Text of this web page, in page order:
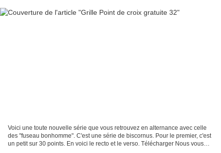
Voici une toute nouvelle série que vous retrouvez en alternance avec celle
des "fuseau bonhomme". C'est une série de biscornus. Pour le premier, c'est
un petit sur 30 points. En voici le recto et le verso. Télécharger Nous vous